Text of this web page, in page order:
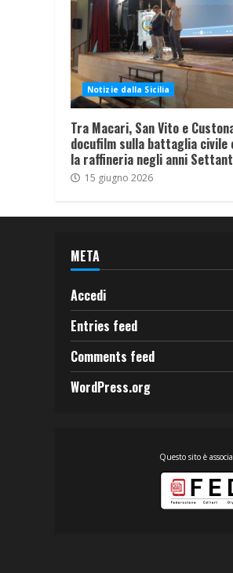
Notizie dalla Sicilia
Tra Macari, San Vito e
docufilm sulla battaglia civile
la raffineria negli anni
15 giugno 2026
META
Accedi
Entries feed
Comments feed
WordPress.org
Questo sito è